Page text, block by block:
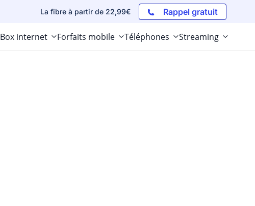
La fibre à partir de 22,99€ Rappel gratuit
Box internet Forfaits mobile Téléphones Streaming